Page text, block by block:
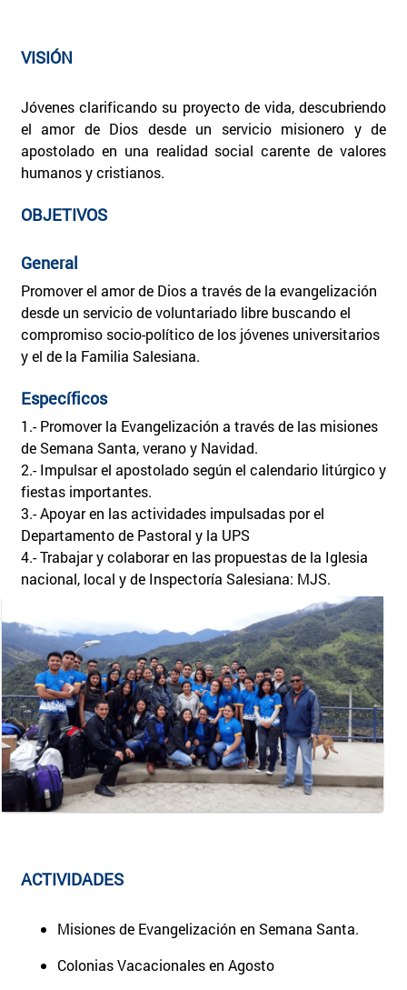
VISIÓN
Jóvenes clarificando su proyecto de vida, descubriendo
el amor de Dios desde un servicio misionero y de
apostolado en una realidad social carente de valores
humanos y cristianos.
OBJETIVOS
General
Promover el amor de Dios a través de la evangelización
desde un servicio de voluntariado libre buscando el
compromiso socio-político de los jóvenes universitarios
y el de la Familia Salesiana.
Específicos
1.- Promover la Evangelización a través de las misiones
de Semana Santa, verano y Navidad.
2.- Impulsar el apostolado según el calendario litúrgico y
fiestas importantes.
3.- Apoyar en las actividades impulsadas por el
Departamento de Pastoral y la UPS
4.- Trabajar y colaborar en las propuestas de la Iglesia
nacional, local y de Inspectoría Salesiana: MJS.
ACTIVIDADES
Misiones de Evangelización en Semana Santa.
Colonias Vacacionales en Agosto